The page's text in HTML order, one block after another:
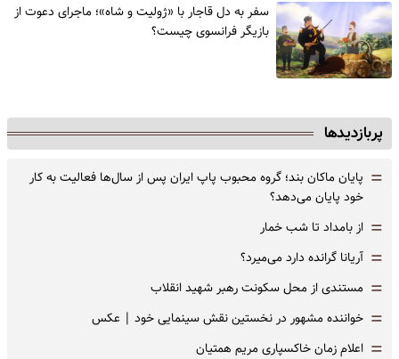
سفر به دل قاجار با «ژولیت و شاه»؛ ماجرای دعوت از
‌بازیگر فرانسوی چیست؟
پربازدیدها
= پایان ماکان بند؛ گروه محبوب پاپ ایران پس از سال‌ها فعالیت به کار
خود پایان می‌دهد؟
= از بامداد تا شب خمار
= آریانا گرانده دارد می‌میرد؟
= مستندی از محل سکونت رهبر شهید انقلاب
= خواننده مشهور در نخستین نقش سینمایی خود |‌ عکس
= اعلام زمان خاکسپاری مریم همتیان